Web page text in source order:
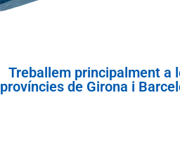
Treballem principalment a
províncies de Girona i